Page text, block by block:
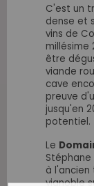
C'est un
dense et
vins de
millésime
être
viande
cave
preuve
jusqu'en
potentiel.
Le
à l'ancien
vignoble